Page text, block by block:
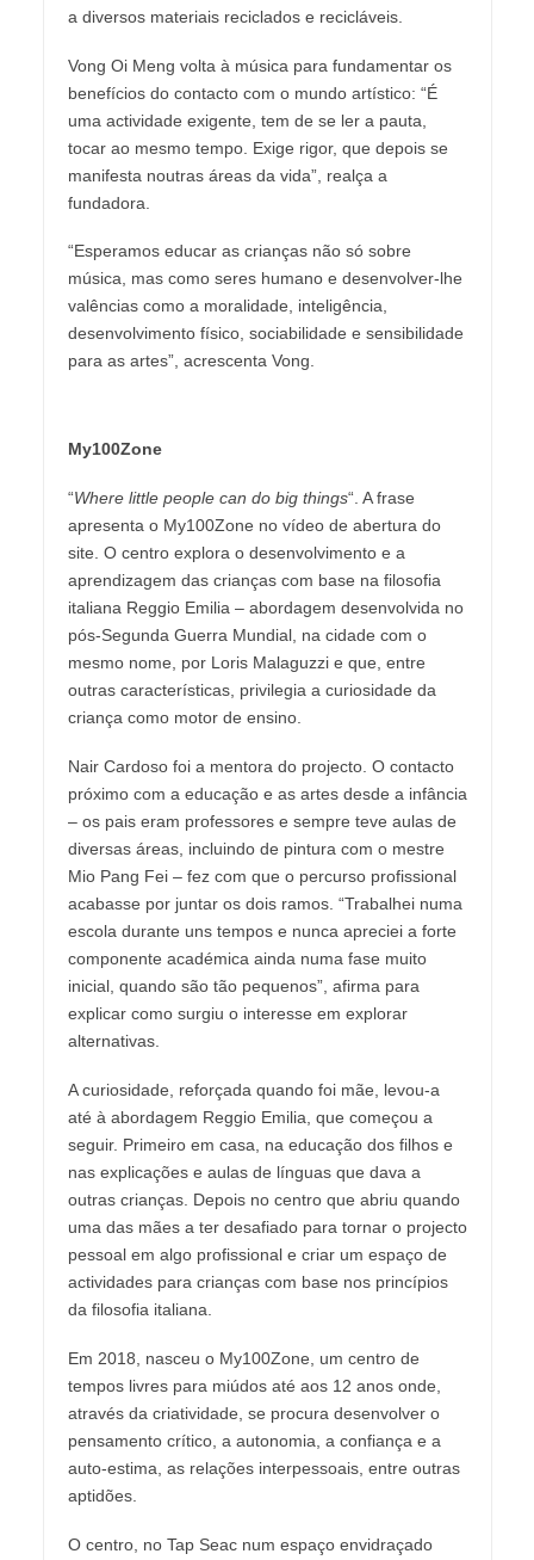
a diversos materiais reciclados e recicláveis.
Vong Oi Meng volta à música para fundamentar os
benefícios do contacto com o mundo artístico: “É
uma actividade exigente, tem de se ler a pauta,
tocar ao mesmo tempo. Exige rigor, que depois se
manifesta noutras áreas da vida”, realça a
fundadora.
“Esperamos educar as crianças não só sobre
música, mas como seres humano e desenvolver-lhe
valências como a moralidade, inteligência,
desenvolvimento físico, sociabilidade e sensibilidade
para as artes”, acrescenta Vong.
My100Zone
“Where little people can do big things“. A frase
apresenta o My100Zone no vídeo de abertura do
site. O centro explora o desenvolvimento e a
aprendizagem das crianças com base na filosofia
italiana Reggio Emilia – abordagem desenvolvida no
pós-Segunda Guerra Mundial, na cidade com o
mesmo nome, por Loris Malaguzzi e que, entre
outras características, privilegia a curiosidade da
criança como motor de ensino.
Nair Cardoso foi a mentora do projecto. O contacto
próximo com a educação e as artes desde a infância
– os pais eram professores e sempre teve aulas de
diversas áreas, incluindo de pintura com o mestre
Mio Pang Fei – fez com que o percurso profissional
acabasse por juntar os dois ramos. “Trabalhei numa
escola durante uns tempos e nunca apreciei a forte
componente académica ainda numa fase muito
inicial, quando são tão pequenos”, afirma para
explicar como surgiu o interesse em explorar
alternativas.
A curiosidade, reforçada quando foi mãe, levou-a
até à abordagem Reggio Emilia, que começou a
seguir. Primeiro em casa, na educação dos filhos e
nas explicações e aulas de línguas que dava a
outras crianças. Depois no centro que abriu quando
uma das mães a ter desafiado para tornar o projecto
pessoal em algo profissional e criar um espaço de
actividades para crianças com base nos princípios
da filosofia italiana.
Em 2018, nasceu o My100Zone, um centro de
tempos livres para miúdos até aos 12 anos onde,
através da criatividade, se procura desenvolver o
pensamento crítico, a autonomia, a confiança e a
auto-estima, as relações interpessoais, entre outras
aptidões.
O centro, no Tap Seac num espaço envidraçado